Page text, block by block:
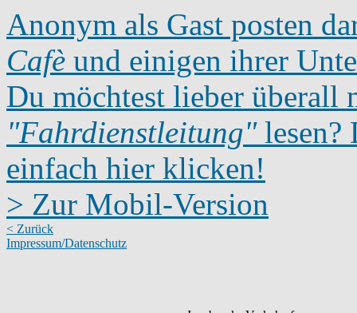
Anonym als Gast posten
Cafè und einigen ihrer
Du möchtest lieber überall
"Fahrdienstleitung"lesen?
einfach hier klicken!
> Zur Mobil-Version
< Zurück
Impressum/Datenschutz